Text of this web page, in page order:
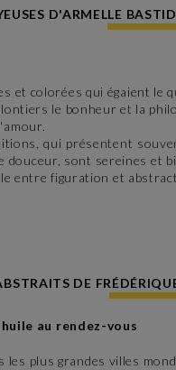
D'ARMELLE
et colorées qui égaient le
le bonheur et la
qui présentent
douceur, sont sereines et
entre figuration et
DE
au rendez-vous
plus grandes villes